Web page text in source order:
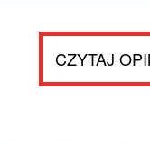
CZYTAJ